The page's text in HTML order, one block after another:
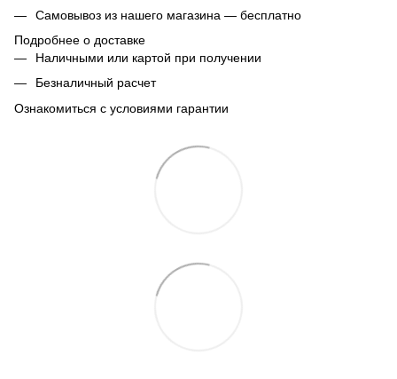
Самовывоз из нашего магазина — бесплатно
Подробнее о доставке
Наличными или картой при получении
Безналичный расчет
Ознакомиться с условиями гарантии